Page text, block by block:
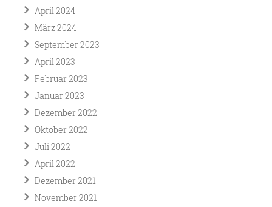
April 2024
März 2024
September 2023
April 2023
Februar 2023
Januar 2023
Dezember 2022
Oktober 2022
Juli 2022
April 2022
Dezember 2021
November 2021